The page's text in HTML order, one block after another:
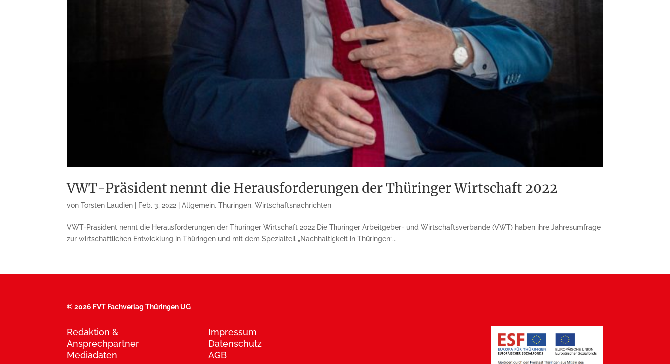
VWT-Präsident nennt die Herausforderungen der Thüringer Wirtschaft 2022
vonTorsten Laudien Feb. 3, 2022 |Allgemein,Thüringen,Wirtschaftsnachrichten
VWT-Präsident nennt die Herausforderungen der Thüringer Wirtschaft 2022 Die Thüringer Arbeitgeber- und Wirtschaftsverbände (VWT) haben ihre Jahresumfrage
zur wirtschaftlichen Entwicklung in Thüringen und mit dem Spezialteil „Nachhaltigkeit in Thüringen“...
©2026 FVT Fachverlag Thüringen UG
Redaktion &
Ansprechpartner
Mediadaten
Impressum
Datenschutz
AGB